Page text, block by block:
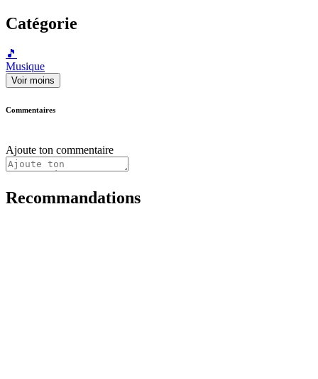
Catégorie
🎵
Musique
Voir moins
Commentaires
Ajoute ton commentaire
Recommandations